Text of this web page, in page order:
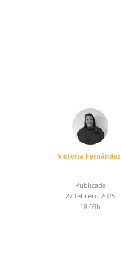
Victoria Fernández
Publicada
27 febrero 2025
18:03h